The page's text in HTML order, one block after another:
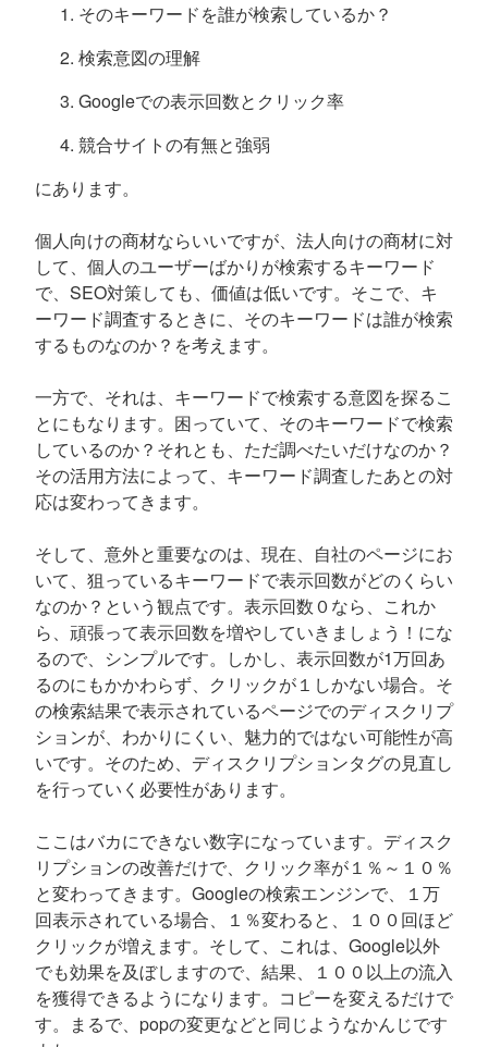
そのキーワードを誰が検索しているか？
検索意図の理解
Googleでの表示回数とクリック率
競合サイトの有無と強弱
にあります。
個人向けの商材ならいいですが、法人向けの商材に対
して、個人のユーザーばかりが検索するキーワード
で、SEO対策しても、価値は低いです。そこで、キ
ーワード調査するときに、そのキーワードは誰が検索
するものなのか？を考えます。
一方で、それは、キーワードで検索する意図を探るこ
とにもなります。困っていて、そのキーワードで検索
しているのか？それとも、ただ調べたいだけなのか？
その活用方法によって、キーワード調査したあとの対
応は変わってきます。
そして、意外と重要なのは、現在、自社のページにお
いて、狙っているキーワードで表示回数がどのくらい
なのか？という観点です。表示回数０なら、これか
ら、頑張って表示回数を増やしていきましょう！にな
るので、シンプルです。しかし、表示回数が1万回あ
るのにもかかわらず、クリックが１しかない場合。そ
の検索結果で表示されているページでのディスクリプ
ションが、わかりにくい、魅力的ではない可能性が高
いです。そのため、ディスクリプションタグの見直し
を行っていく必要性があります。
ここはバカにできない数字になっています。ディスク
リプションの改善だけで、クリック率が１％～１０％
と変わってきます。Googleの検索エンジンで、１万
回表示されている場合、１％変わると、１００回ほど
クリックが増えます。そして、これは、Google以外
でも効果を及ぼしますので、結果、１００以上の流入
を獲得できるようになります。コピーを変えるだけで
す。まるで、popの変更などと同じようなかんじです